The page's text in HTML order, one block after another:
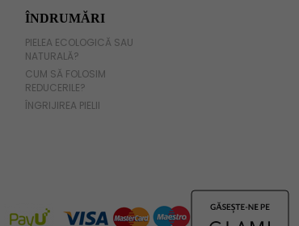
ÎNDRUMĂRI
PIELEA ECOLOGICĂ SAU
NATURALĂ?
CUM SĂ FOLOSIM
REDUCERILE?
ÎNGRIJIREA PIELII